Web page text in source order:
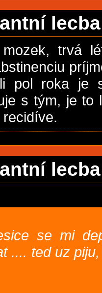
trvá
pol roka je
s tým, je
se mi
.... ted uz